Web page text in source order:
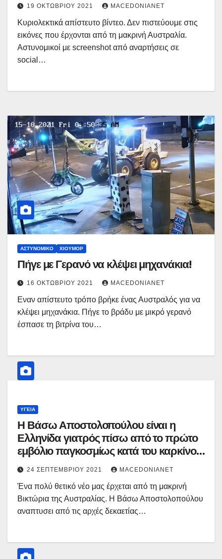
19 ΟΚΤΩΒΡΊΟΥ 2021 MACEDONIANET
Κυριολεκτικά απίστευτο βίντεο. Δεν πιστεύουμε στις
εικόνες που έρχονται από τη μακρινή Αυστραλία.
Αστυνομικοί με screenshot από αναρτήσεις σε
social…
ΑΣΤΥΝΟΜΙΚΌ ΧΙΟΎΜΟΡ
Πήγε με Γερανό να κλέψει μηχανάκια!
16 ΟΚΤΩΒΡΊΟΥ 2021 MACEDONIANET
Εναν απίστευτο τρόπο βρήκε ένας Αυστραλός για να
κλέψει μηχανάκια. Πήγε το βράδυ με μικρό γερανό
έσπασε τη βιτρίνα του…
ΥΓΕΊΑ
Η Βάσω Αποστολοπούλου είναι η
Ελληνίδα γιατρός πίσω από το πρώτο
εμβόλιο παγκοσμίως κατά του καρκίνου
του μαστού!
24 ΣΕΠΤΕΜΒΡΊΟΥ 2021 MACEDONIANET
Ένα πολύ θετικό νέο μας έρχεται από τη μακρινή
Βικτώρια της Αυστραλίας. Η Βάσω Αποστολοπούλου
αναπτυσει από τις αρχές δεκαετίας…